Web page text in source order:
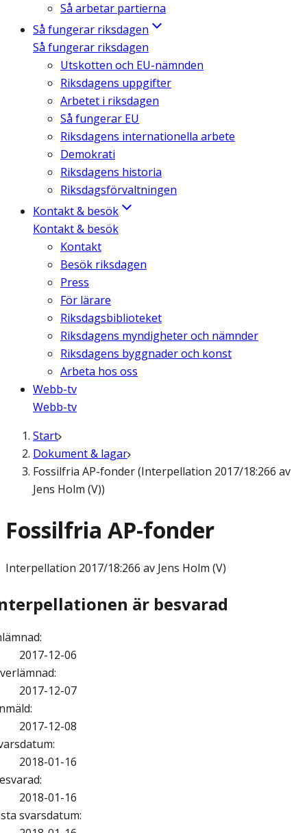
Så arbetar partierna
Så fungerar riksdagen
Så fungerar riksdagen
Utskotten och EU-nämnden
Riksdagens uppgifter
Arbetet i riksdagen
Så fungerar EU
Riksdagens internationella arbete
Demokrati
Riksdagens historia
Riksdagsförvaltningen
Kontakt & besök
Kontakt & besök
Kontakt
Besök riksdagen
Press
För lärare
Riksdagsbiblioteket
Riksdagens myndigheter och nämnder
Riksdagens byggnader och konst
Arbeta hos oss
Webb-tv
Webb-tv
Start
Dokument & lagar
Fossilfria AP-fonder (Interpellation 2017/18:266 av
Jens Holm (V))
Fossilfria AP-fonder
Interpellation 2017/18:266 av Jens Holm (V)
är besvarad
:
2017-12-06
:
2017-12-07
:
2017-12-08
:
2018-01-16
:
2018-01-16
svarsdatum: